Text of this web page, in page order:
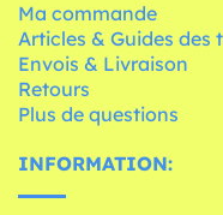
Ma commande
Articles & Guides des
Envois & Livraison
Retours
Plus de questions
INFORMATION: